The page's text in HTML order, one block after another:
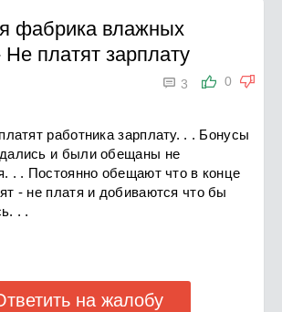
фабрика влажных
Не платят зарплату
0
 3
работника зарплату. . . Бонусы
и были обещаны не
. . Постоянно обещают что в конце
- не платя и добиваются что бы
. .
на жалобу